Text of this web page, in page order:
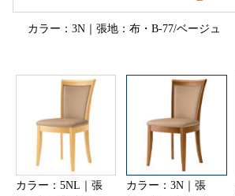
カラー：3N｜張地：布・B-77/ベージュ
カラー：5NL｜張
カラー：3N｜張